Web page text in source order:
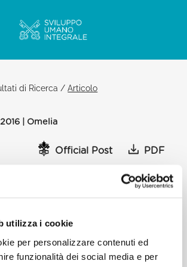
utilizza i cookie
per personalizzare contenuti ed
funzionalità dei social media e per
di Ricerca /Articolo
| Omelia
Official Post PDF
DELLA NOTTE NATALE
interpellare dal Bambino nella
lasciamoci interpellare anche dai